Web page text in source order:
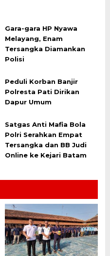
Gara-gara HP Nyawa
Melayang, Enam
Tersangka Diamankan
Polisi
Peduli Korban Banjir
Polresta Pati Dirikan
Dapur Umum
Satgas Anti Mafia Bola
Polri Serahkan Empat
Tersangka dan BB Judi
Online ke Kejari Batam